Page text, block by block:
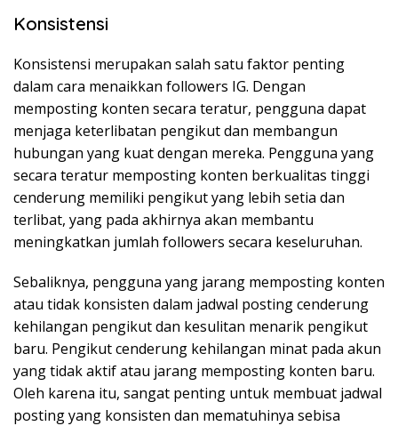
Konsistensi
Konsistensi merupakan salah satu faktor penting
dalam cara menaikkan followers IG. Dengan
memposting konten secara teratur, pengguna dapat
menjaga keterlibatan pengikut dan membangun
hubungan yang kuat dengan mereka. Pengguna yang
secara teratur memposting konten berkualitas tinggi
cenderung memiliki pengikut yang lebih setia dan
terlibat, yang pada akhirnya akan membantu
meningkatkan jumlah followers secara keseluruhan.
Sebaliknya, pengguna yang jarang memposting konten
atau tidak konsisten dalam jadwal posting cenderung
kehilangan pengikut dan kesulitan menarik pengikut
baru. Pengikut cenderung kehilangan minat pada akun
yang tidak aktif atau jarang memposting konten baru.
Oleh karena itu, sangat penting untuk membuat jadwal
posting yang konsisten dan mematuhinya sebisa